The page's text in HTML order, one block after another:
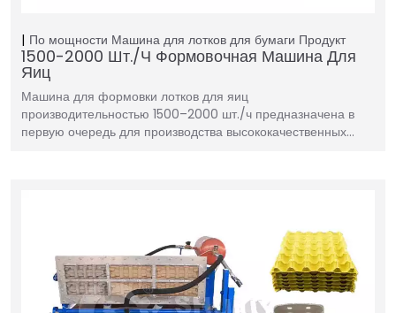
По мощности Машина для лотков для бумаги Продукт
1500-2000 Шт./ч Формовочная Машина Для
Яиц
Машина для формовки лотков для яиц
производительностью 1500–2000 шт./ч предназначена в
первую очередь для производства высококачественных…